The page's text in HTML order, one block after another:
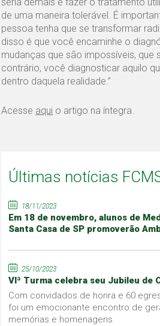
de uma maneira tolerável. É
pessoa tenha que se transformar
disso é que você encaminhe o
mudanças que são impossíveis, que
contrário, você diagnosticar aquilo
dentro daquela realidade.”
Acesse aqui o artigo na íntegra.
Últimas notícias
18/11/2023
Em 18 de novembro, alunos de
Santa Casa de SP promoverão
25/10/2023
VIª Turma celebra seu Jubileu de
Com convidados de honra e 60
foi um emocionante encontro de
memórias e homenagens